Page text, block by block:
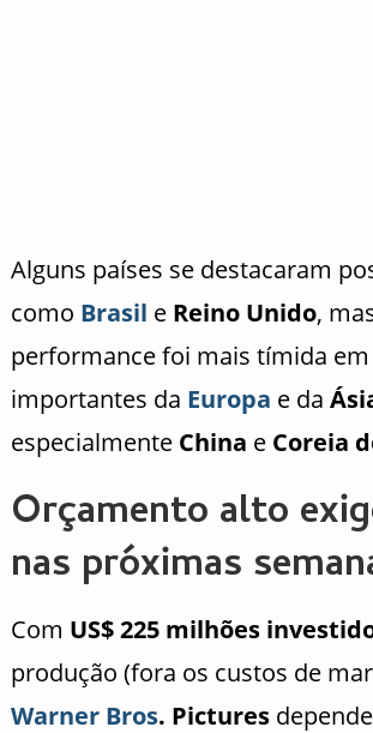
Alguns países se destacaram
como Brasil e Reino Unido,
performance foi mais tímida
importantes da Europa e da
especialmente China e Coreia
Orçamento alto
nas próximas
Com US$ 225 milhões
produção (fora os custos de
Warner Bros. Pictures